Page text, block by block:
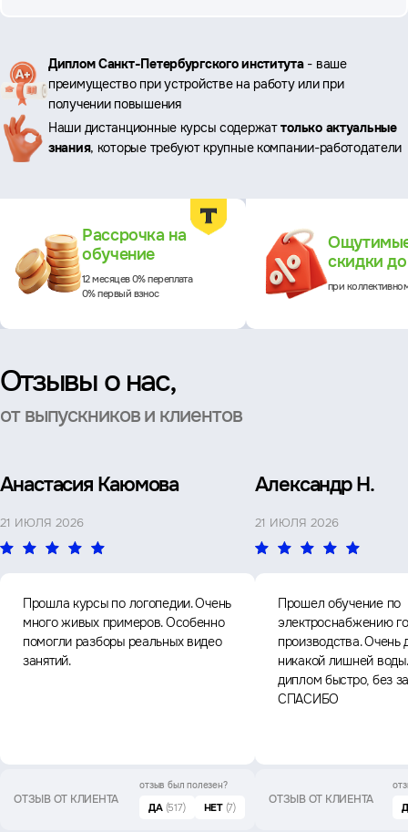
Ключевые
преимущества
Диплом Санкт-Петербургского института- ваше
преимущество при устройстве на работу или при
получении повышения
Наши дистанционные курсы содержаттолько актуальные
знания, которые требуют крупные компании-работодатели
Рассрочка на
обучение
12 месяцев 0% переплата
0% первый взнос
скидки
при
Отзывы о нас,
от выпускников и клиентов
Анастасия Каюмова
21 ИЮЛЯ 2026
Прошла курсы по логопедии. Очень
много живых примеров. Особенно
помогли разборы реальных видео
занятий.
ОТЗЫВ ОТ КЛИЕНТА
отзыв был полезен?
ДА (517) НЕТ (7)
Александр Н.
21 ИЮЛЯ 2026
Прошел обучение по
электроснабжению
производства. Очень
никакой лишней
диплом быстро, без
СПАСИБО
ОТЗЫВ ОТ КЛИЕНТА